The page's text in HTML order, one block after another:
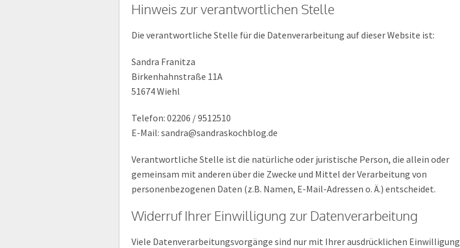
Hinweis zur verantwortlichen Stelle
Die verantwortliche Stelle für die Datenverarbeitung auf dieser Website ist:
Sandra Franitza
Birkenhahnstraße 11A
51674 Wiehl
Telefon: 02206 / 9512510
E-Mail: sandra@sandraskochblog.de
Verantwortliche Stelle ist die natürliche oder juristische Person, die allein oder
gemeinsam mit anderen über die Zwecke und Mittel der Verarbeitung von
personenbezogenen Daten (z.B. Namen, E-Mail-Adressen o. Ä.) entscheidet.
Widerruf Ihrer Einwilligung zur Datenverarbeitung
Viele Datenverarbeitungsvorgänge sind nur mit Ihrer ausdrücklichen Einwilligung